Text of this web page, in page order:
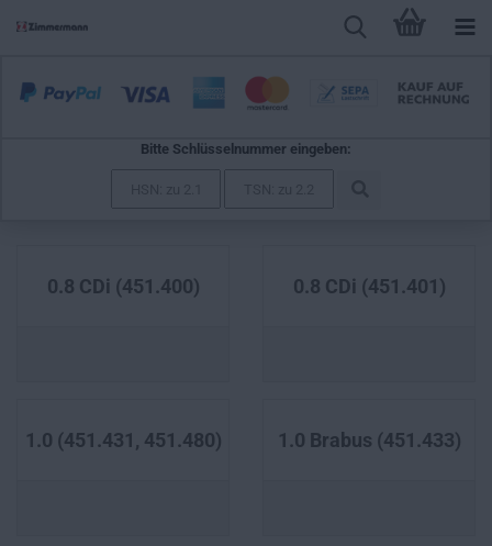
Bitte Schlüsselnummer eingeben:
0.8 CDi (451.400) 0.8 CDi (451.401)
1.0 (451.431, 451.480) 1.0 Brabus (451.433)